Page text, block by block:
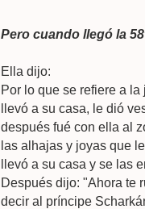
Pero cuando llegó la
Ella dijo:
Por lo que se refiere a
llevó a su casa, le dió
después fué con ella al
las alhajas y joyas que
llevó a su casa y se las
Después dijo: "Ahora te
decir al príncipe